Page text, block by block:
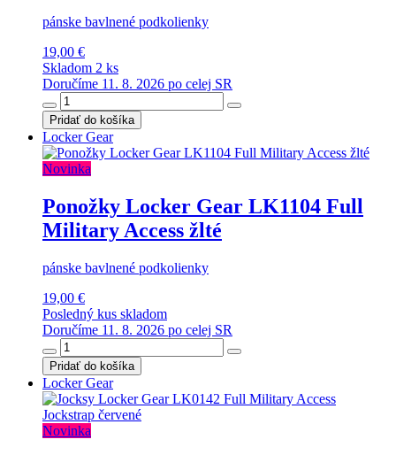
pánske bavlnené podkolienky
19,00 €
Skladom 2 ks
Doručíme 11. 8. 2026 po celej SR
Pridať do košíka
Locker Gear
Novinka
Ponožky Locker Gear LK1104 Full
Military Access žlté
pánske bavlnené podkolienky
19,00 €
Posledný kus skladom
Doručíme 11. 8. 2026 po celej SR
Pridať do košíka
Locker Gear
Novinka